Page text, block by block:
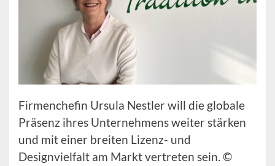
Firmenchefin Ursula Nestler will die globale
Präsenz ihres Unternehmens weiter stärken
und mit einer breiten Lizenz- und
Designvielfalt am Markt vertreten sein. ©